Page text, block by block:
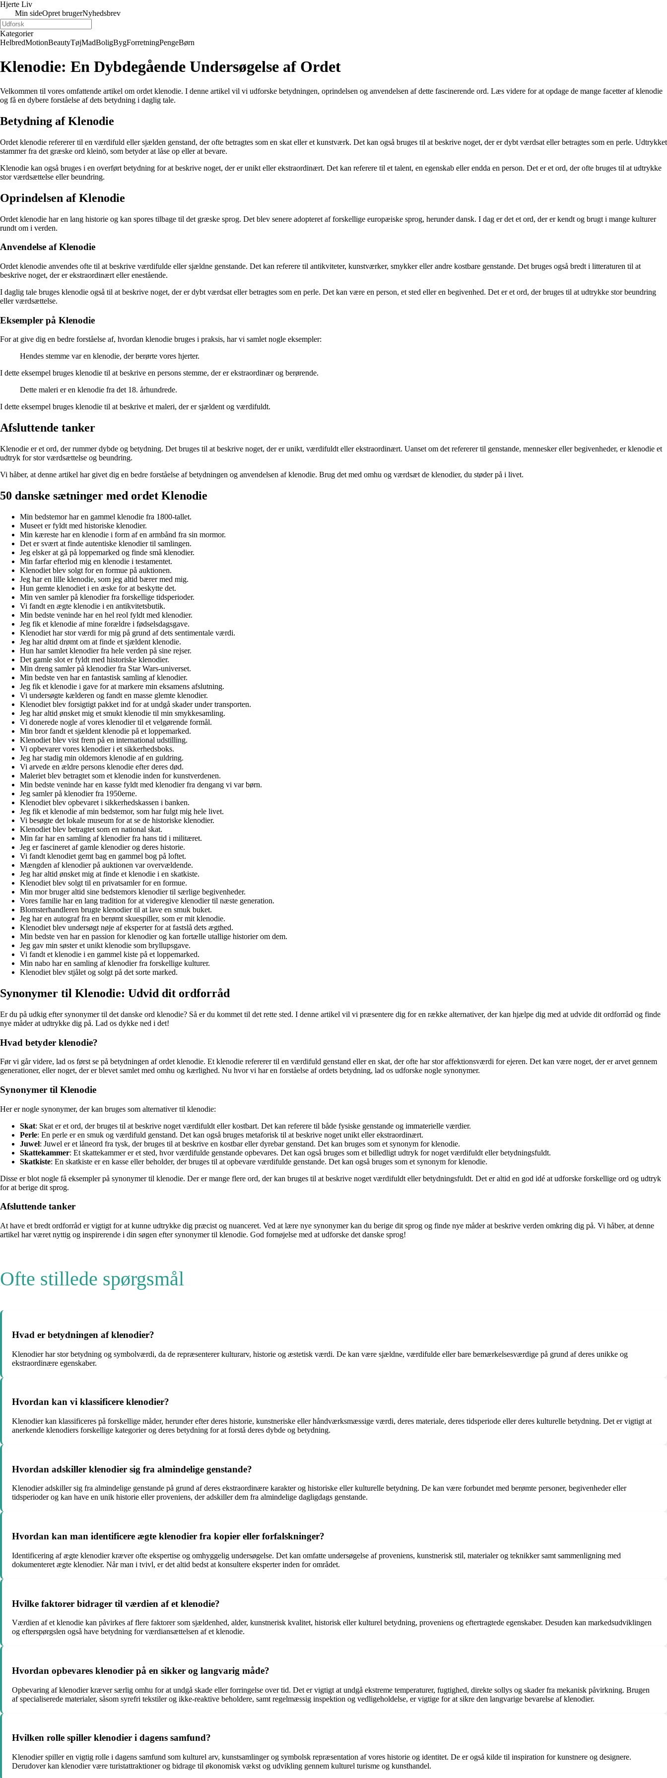
Hjerte Liv
Min sideOpret brugerNyhedsbrev
Kategorier
HelbredMotionBeautyTøjMadBoligBygForretningPengeBørn
Klenodie: En Dybdegående Undersøgelse af Ordet
Velkommen til vores omfattende artikel om ordet klenodie. I denne artikel vil vi udforske betydningen, oprindelsen og anvendelsen af dette fascinerende ord. Læs videre for at opdage de mange facetter af klenodie
og få en dybere forståelse af dets betydning i daglig tale.
Betydning af Klenodie
Ordet klenodie refererer til en værdifuld eller sjælden genstand, der ofte betragtes som en skat eller et kunstværk. Det kan også bruges til at beskrive noget, der er dybt værdsat eller betragtes som en perle. Udtrykket
stammer fra det græske ord kleinō, som betyder at låse op eller at bevare.
Klenodie kan også bruges i en overført betydning for at beskrive noget, der er unikt eller ekstraordinært. Det kan referere til et talent, en egenskab eller endda en person. Det er et ord, der ofte bruges til at udtrykke
stor værdsættelse eller beundring.
Oprindelsen af Klenodie
Ordet klenodie har en lang historie og kan spores tilbage til det græske sprog. Det blev senere adopteret af forskellige europæiske sprog, herunder dansk. I dag er det et ord, der er kendt og brugt i mange kulturer
rundt om i verden.
Anvendelse af Klenodie
Ordet klenodie anvendes ofte til at beskrive værdifulde eller sjældne genstande. Det kan referere til antikviteter, kunstværker, smykker eller andre kostbare genstande. Det bruges også bredt i litteraturen til at
beskrive noget, der er ekstraordinært eller enestående.
I daglig tale bruges klenodie også til at beskrive noget, der er dybt værdsat eller betragtes som en perle. Det kan være en person, et sted eller en begivenhed. Det er et ord, der bruges til at udtrykke stor beundring
eller værdsættelse.
Eksempler på Klenodie
For at give dig en bedre forståelse af, hvordan klenodie bruges i praksis, har vi samlet nogle eksempler:
Hendes stemme var en klenodie, der berørte vores hjerter.
I dette eksempel bruges klenodie til at beskrive en persons stemme, der er ekstraordinær og berørende.
Dette maleri er en klenodie fra det 18. århundrede.
I dette eksempel bruges klenodie til at beskrive et maleri, der er sjældent og værdifuldt.
Afsluttende tanker
Klenodie er et ord, der rummer dybde og betydning. Det bruges til at beskrive noget, der er unikt, værdifuldt eller ekstraordinært. Uanset om det refererer til genstande, mennesker eller begivenheder, er klenodie et
udtryk for stor værdsættelse og beundring.
Vi håber, at denne artikel har givet dig en bedre forståelse af betydningen og anvendelsen af klenodie. Brug det med omhu og værdsæt de klenodier, du støder på i livet.
50 danske sætninger med ordet Klenodie
Min bedstemor har en gammel klenodie fra 1800-tallet.
Museet er fyldt med historiske klenodier.
Min kæreste har en klenodie i form af en armbånd fra sin mormor.
Det er svært at finde autentiske klenodier til samlingen.
Jeg elsker at gå på loppemarked og finde små klenodier.
Min farfar efterlod mig en klenodie i testamentet.
Klenodiet blev solgt for en formue på auktionen.
Jeg har en lille klenodie, som jeg altid bærer med mig.
Hun gemte klenodiet i en æske for at beskytte det.
Min ven samler på klenodier fra forskellige tidsperioder.
Vi fandt en ægte klenodie i en antikvitetsbutik.
Min bedste veninde har en hel reol fyldt med klenodier.
Jeg fik et klenodie af mine forældre i fødselsdagsgave.
Klenodiet har stor værdi for mig på grund af dets sentimentale værdi.
Jeg har altid drømt om at finde et sjældent klenodie.
Hun har samlet klenodier fra hele verden på sine rejser.
Det gamle slot er fyldt med historiske klenodier.
Min dreng samler på klenodier fra Star Wars-universet.
Min bedste ven har en fantastisk samling af klenodier.
Jeg fik et klenodie i gave for at markere min eksamens afslutning.
Vi undersøgte kælderen og fandt en masse glemte klenodier.
Klenodiet blev forsigtigt pakket ind for at undgå skader under transporten.
Jeg har altid ønsket mig et smukt klenodie til min smykkesamling.
Vi donerede nogle af vores klenodier til et velgørende formål.
Min bror fandt et sjældent klenodie på et loppemarked.
Klenodiet blev vist frem på en international udstilling.
Vi opbevarer vores klenodier i et sikkerhedsboks.
Jeg har stadig min oldemors klenodie af en guldring.
Vi arvede en ældre persons klenodie efter deres død.
Maleriet blev betragtet som et klenodie inden for kunstverdenen.
Min bedste veninde har en kasse fyldt med klenodier fra dengang vi var børn.
Jeg samler på klenodier fra 1950erne.
Klenodiet blev opbevaret i sikkerhedskassen i banken.
Jeg fik et klenodie af min bedstemor, som har fulgt mig hele livet.
Vi besøgte det lokale museum for at se de historiske klenodier.
Klenodiet blev betragtet som en national skat.
Min far har en samling af klenodier fra hans tid i militæret.
Jeg er fascineret af gamle klenodier og deres historie.
Vi fandt klenodiet gemt bag en gammel bog på loftet.
Mængden af klenodier på auktionen var overvældende.
Jeg har altid ønsket mig at finde et klenodie i en skatkiste.
Klenodiet blev solgt til en privatsamler for en formue.
Min mor bruger altid sine bedstemors klenodier til særlige begivenheder.
Vores familie har en lang tradition for at videregive klenodier til næste generation.
Blomsterhandleren brugte klenodier til at lave en smuk buket.
Jeg har en autograf fra en berømt skuespiller, som er mit klenodie.
Klenodiet blev undersøgt nøje af eksperter for at fastslå dets ægthed.
Min bedste ven har en passion for klenodier og kan fortælle utallige historier om dem.
Jeg gav min søster et unikt klenodie som bryllupsgave.
Vi fandt et klenodie i en gammel kiste på et loppemarked.
Min nabo har en samling af klenodier fra forskellige kulturer.
Klenodiet blev stjålet og solgt på det sorte marked.
Synonymer til Klenodie: Udvid dit ordforråd
Er du på udkig efter synonymer til det danske ord klenodie? Så er du kommet til det rette sted. I denne artikel vil vi præsentere dig for en række alternativer, der kan hjælpe dig med at udvide dit ordforråd og finde
nye måder at udtrykke dig på. Lad os dykke ned i det!
Hvad betyder klenodie?
Før vi går videre, lad os først se på betydningen af ordet klenodie. Et klenodie refererer til en værdifuld genstand eller en skat, der ofte har stor affektionsværdi for ejeren. Det kan være noget, der er arvet gennem
generationer, eller noget, der er blevet samlet med omhu og kærlighed. Nu hvor vi har en forståelse af ordets betydning, lad os udforske nogle synonymer.
Synonymer til Klenodie
Her er nogle synonymer, der kan bruges som alternativer til klenodie:
Skat: Skat er et ord, der bruges til at beskrive noget værdifuldt eller kostbart. Det kan referere til både fysiske genstande og immaterielle værdier.
Perle: En perle er en smuk og værdifuld genstand. Det kan også bruges metaforisk til at beskrive noget unikt eller ekstraordinært.
Juwel: Juwel er et låneord fra tysk, der bruges til at beskrive en kostbar eller dyrebar genstand. Det kan bruges som et synonym for klenodie.
Skattekammer: Et skattekammer er et sted, hvor værdifulde genstande opbevares. Det kan også bruges som et billedligt udtryk for noget værdifuldt eller betydningsfuldt.
Skatkiste: En skatkiste er en kasse eller beholder, der bruges til at opbevare værdifulde genstande. Det kan også bruges som et synonym for klenodie.
Disse er blot nogle få eksempler på synonymer til klenodie. Der er mange flere ord, der kan bruges til at beskrive noget værdifuldt eller betydningsfuldt. Det er altid en god idé at udforske forskellige ord og udtryk
for at berige dit sprog.
Afsluttende tanker
At have et bredt ordforråd er vigtigt for at kunne udtrykke dig præcist og nuanceret. Ved at lære nye synonymer kan du berige dit sprog og finde nye måder at beskrive verden omkring dig på. Vi håber, at denne
artikel har været nyttig og inspirerende i din søgen efter synonymer til klenodie. God fornøjelse med at udforske det danske sprog!
Ofte stillede spørgsmål
Hvad er betydningen af ​​klenodier?
Klenodier har stor betydning og symbolværdi, da de repræsenterer kulturarv, historie og æstetisk værdi. De kan være sjældne, værdifulde eller bare bemærkelsesværdige på grund af deres unikke og
ekstraordinære egenskaber.
Hvordan kan vi klassificere klenodier?
Klenodier kan klassificeres på forskellige måder, herunder efter deres historie, kunstneriske eller håndværksmæssige værdi, deres materiale, deres tidsperiode eller deres kulturelle betydning. Det er vigtigt at
anerkende klenodiers forskellige kategorier og deres betydning for at forstå deres dybde og betydning.
Hvordan adskiller klenodier sig fra almindelige genstande?
Klenodier adskiller sig fra almindelige genstande på grund af deres ekstraordinære karakter og historiske eller kulturelle betydning. De kan være forbundet med berømte personer, begivenheder eller
tidsperioder og kan have en unik historie eller proveniens, der adskiller dem fra almindelige dagligdags genstande.
Hvordan kan man identificere ægte klenodier fra kopier eller forfalskninger?
Identificering af ægte klenodier kræver ofte ekspertise og omhyggelig undersøgelse. Det kan omfatte undersøgelse af proveniens, kunstnerisk stil, materialer og teknikker samt sammenligning med
dokumenteret ægte klenodier. Når man i tvivl, er det altid bedst at konsultere eksperter inden for området.
Hvilke faktorer bidrager til værdien af ​​et klenodie?
Værdien af ​​et klenodie kan påvirkes af flere faktorer som sjældenhed, alder, kunstnerisk kvalitet, historisk eller kulturel betydning, proveniens og eftertragtede egenskaber. Desuden kan markedsudviklingen
og efterspørgslen også have betydning for værdiansættelsen af et klenodie.
Hvordan opbevares klenodier på en sikker og langvarig måde?
Opbevaring af klenodier kræver særlig omhu for at undgå skade eller forringelse over tid. Det er vigtigt at undgå ekstreme temperaturer, fugtighed, direkte sollys og skader fra mekanisk påvirkning. Brugen
af ​​specialiserede materialer, såsom syrefri tekstiler og ikke-reaktive beholdere, samt regelmæssig inspektion og vedligeholdelse, er vigtige for at sikre den langvarige bevarelse af klenodier.
Hvilken rolle spiller klenodier i dagens samfund?
Klenodier spiller en vigtig rolle i dagens samfund som kulturel arv, kunstsamlinger og symbolsk repræsentation af vores historie og identitet. De er også kilde til inspiration for kunstnere og designere.
Derudover kan klenodier være turistattraktioner og bidrage til økonomisk vækst og udvikling gennem kulturel turisme og kunsthandel.